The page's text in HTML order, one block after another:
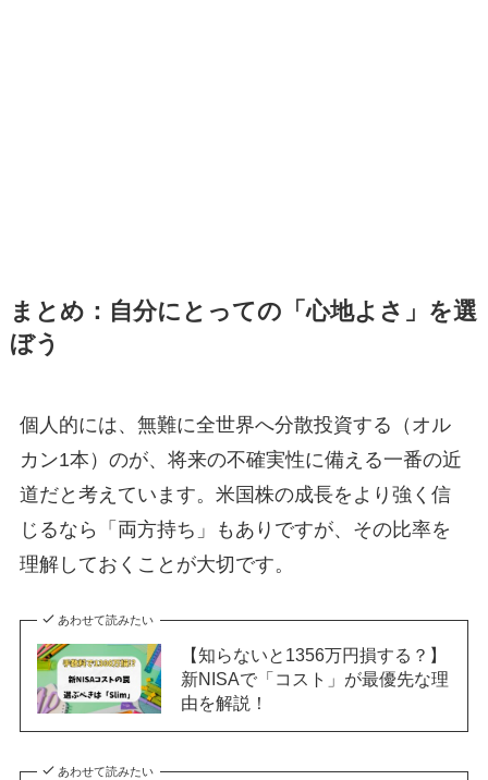
まとめ：自分にとっての「心地よさ」を選
ぼう
個人的には、無難に全世界へ分散投資する（オル
カン1本）のが、将来の不確実性に備える一番の近
道だと考えています。米国株の成長をより強く信
じるなら「両方持ち」もありですが、その比率を
理解しておくことが大切です。
あわせて読みたい
【知らないと1356万円損する？】
新NISAで「コスト」が最優先な理
由を解説！
あわせて読みたい